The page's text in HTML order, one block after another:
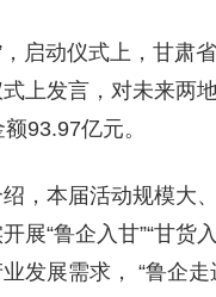
启动仪式上，甘肃
上发言，对未来两
93.97亿元。
，本届活动规模大
展“鲁企入甘”“甘货
发展需求， “鲁企